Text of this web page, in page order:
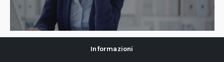
Informazioni